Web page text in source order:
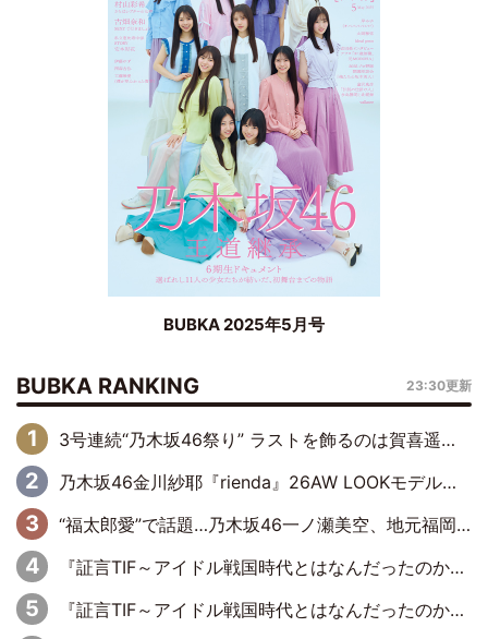
BUBKA 2025年5月号
BUBKA RANKING 23:30更新
3号連続“乃木坂46祭り” ラストを飾るのは賀喜遥香…5年ぶりの登場に「5年分大人になった私を見ていただけたら」
乃木坂46金川紗耶『rienda』26AW LOOKモデルに就任
“福太郎愛”で話題…乃木坂46一ノ瀬美空、地元福岡『めんべい25周年トップサポーター』に就任
『証言TIF～アイドル戦国時代とはなんだったのか～』第6回：でんぱ組.inc・古川未鈴×相沢梨紗「『ハロプロやりたかったな』って言ったら、夢眠ねむさんに『てめえはでんぱ組．incなんだよ！』って肩パンされて(笑)」
『証言TIF～アイドル戦国時代とはなんだったのか～』第11回：私立恵比寿中学・真山りか×安本彩花「TIFで10年ぶりのキョンシーメイクをしたら、場を完全に引かせてしまって。時代が変わったんだなって」